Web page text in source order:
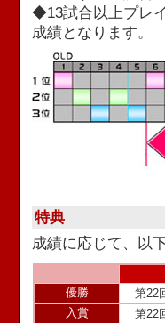
◆13試合以上プレ
成績となります。
特典
成績に応じて、以
優勝
第22
入賞
第22